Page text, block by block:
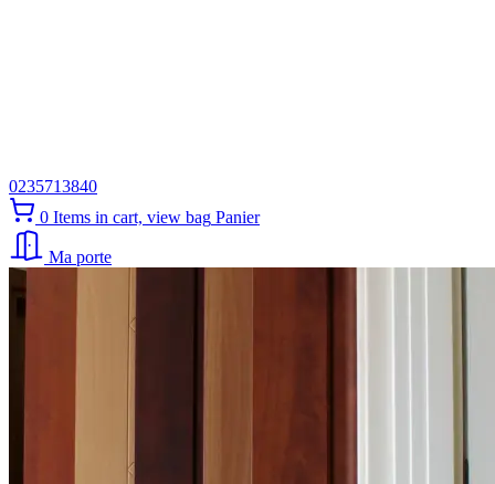
0235713840
0 Items in cart, view bag Panier
Ma porte